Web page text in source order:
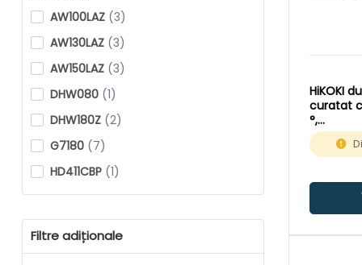
AW100LAZ (3)
AW130LAZ (3)
AW150LAZ (3)
DHW080 (1)
DHW180Z (2)
G7180 (7)
HD411CBP (1)
HD515C(12)
HD515CPLUS(10)
HD515CXPLUS(12)
Filtre adiționale
HiKOKI
curatat
°,